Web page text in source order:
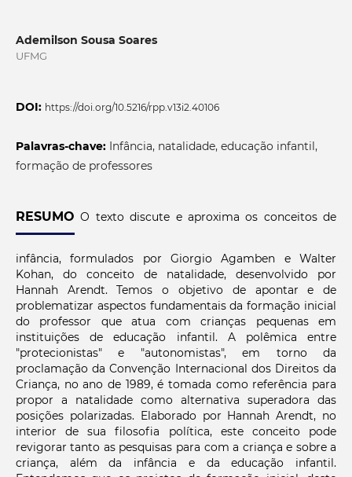
Ademilson Sousa Soares
UFMG
DOI: https://doi.org/10.5216/rpp.v13i2.40106
Palavras-chave: Infância, natalidade, educação infantil,
formação de professores
RESUMO O texto discute e aproxima os conceitos de
infância, formulados por Giorgio Agamben e Walter
Kohan, do conceito de natalidade, desenvolvido por
Hannah Arendt. Temos o objetivo de apontar e de
problematizar aspectos fundamentais da formação inicial
do professor que atua com crianças pequenas em
instituições de educação infantil. A polêmica entre
"protecionistas" e "autonomistas", em torno da
proclamação da Convenção Internacional dos Direitos da
Criança, no ano de 1989, é tomada como referência para
propor a natalidade como alternativa superadora das
posições polarizadas. Elaborado por Hannah Arendt, no
interior de sua filosofia política, este conceito pode
revigorar tanto as pesquisas para com a criança e sobre a
criança, além da infância e da educação infantil.